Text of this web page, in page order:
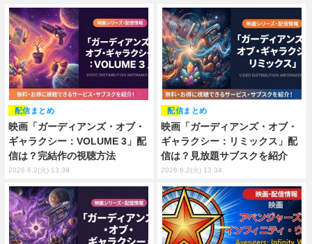
映画「ガーディアンズ・オブ・
ギャラクシー：VOLUME 3」配
信は？完結作の視聴方法
配信まとめ
2026.6.2(火) 13:39
映画「ガーディアンズ・オブ・
ギャラクシー：リミックス」配
信は？見放題サブスクを紹介
配信まとめ
2026.6.2(火) 13:34